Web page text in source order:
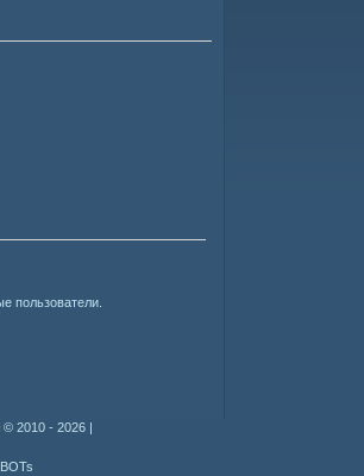
пользователи.
© 2010 - 2026 |